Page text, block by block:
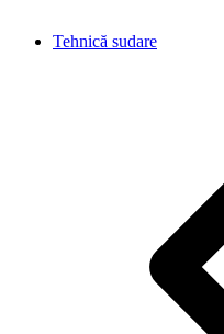
Tehnică sudare